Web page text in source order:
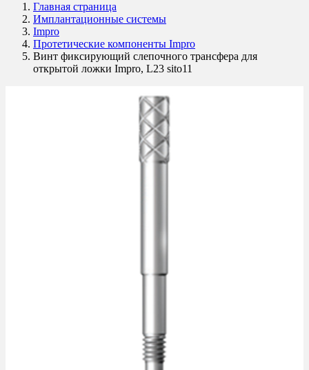
Главная страница
Имплантационные системы
Impro
Протетические компоненты Impro
Винт фиксирующий слепочного трансфера для
открытой ложки Impro, L23 sito11